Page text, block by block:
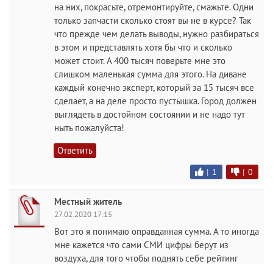
на них, покрасьте, отремонтируйте, смажьте. Одни
только запчасти сколько стоят вы не в курсе? Так
что прежде чем делать выводы, нужно разбираться
в этом и представлять хотя бы что и сколько
может стоит. А 400 тысяч поверьте мне это
слишком маленькая сумма для этого. На диване
каждый конечно эксперт, который за 15 тысяч все
сделает, а на деле просто пустышка. Город должен
выглядеть в достойном состоянии и не надо тут
ныть пожалуйста!
Ответить
| 1 | 0
Местный житель
27.02.2020 17:15
Вот это я понимаю оправданная сумма. А то иногда
мне кажется что сами СМИ цифры берут из
воздуха, для того чтобы поднять себе рейтинг